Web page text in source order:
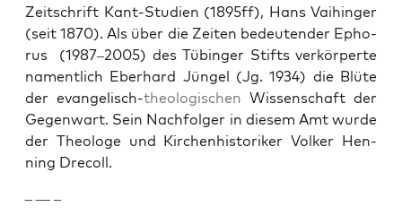
Zeitschrift Kant-Stu­di­en (1895ff), Hans Vai­hinger
(seit 1870). Als über die Zeit­en bedeu­ten­der Epho­
rus (1987–2005) des Tübinger Stifts verkör­perte
namentlich Eber­hard Jün­gel (Jg. 1934) die Blüte
der evan­ge­lisch-the­ol­o­gis­chen Wis­senschaft der
Gegen­wart. Sein Nach­fol­ger in diesem Amt wurde
der The­ologe und Kirchen­his­torik­er Volk­er Hen­
ning Drec­oll.
– — –